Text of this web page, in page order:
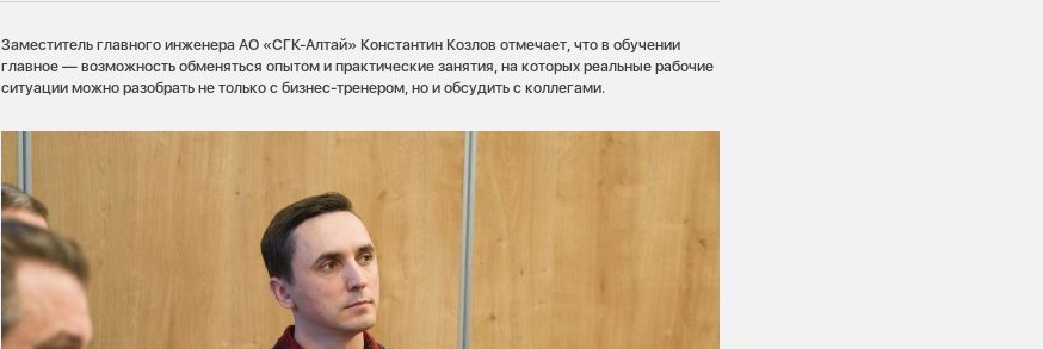
Заместитель главного инженера АО «СГК-Алтай» Константин Козлов отмечает, что в обучении
главное — возможность обменяться опытом и практические занятия, на которых реальные рабочие
ситуации можно разобрать не только с бизнес-тренером, но и обсудить с коллегами.